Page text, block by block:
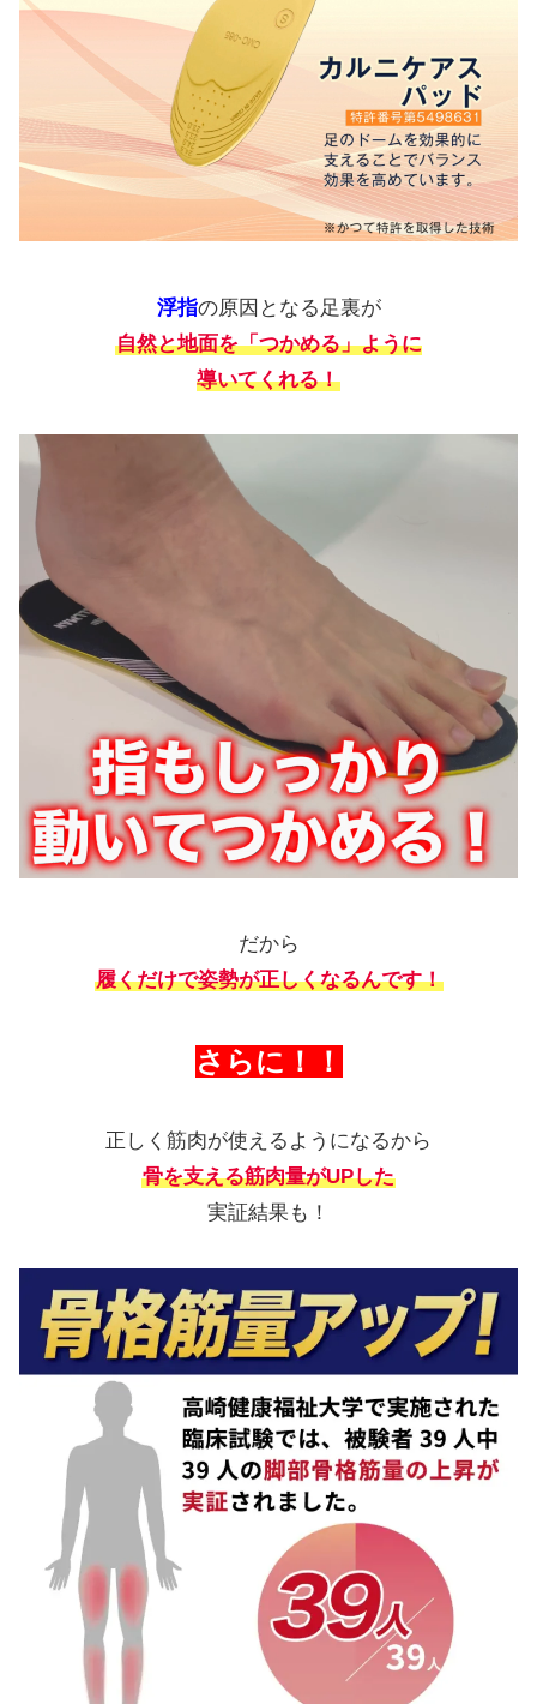
浮指の原因となる足裏が
自然と地面を「つかめる」ように
導いてくれる！
だから
履くだけで姿勢が正しくなるんです！
さらに！！
正しく筋肉が使えるようになるから
骨を支える筋肉量がUPした
実証結果も！